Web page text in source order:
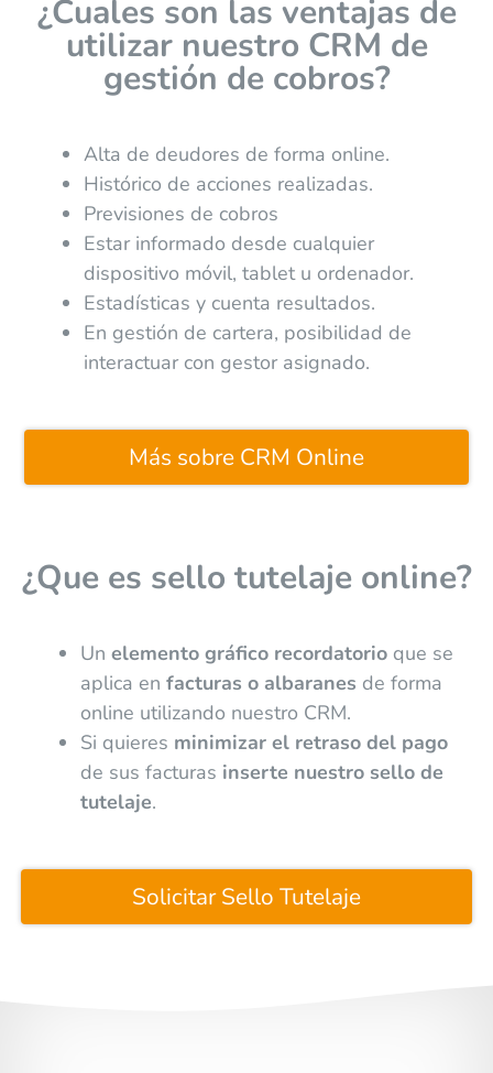
¿Cuales son las ventajas de
utilizar nuestro CRM de
gestión de cobros?
Alta de deudores de forma online.
Histórico de acciones realizadas.
Previsiones de cobros
Estar informado desde cualquier
dispositivo móvil, tablet u ordenador.
Estadísticas y cuenta resultados.
En gestión de cartera, posibilidad de
interactuar con gestor asignado.
Más sobre CRM Online
¿Que es sello tutelaje online?
Un elemento gráfico recordatorioque se
aplica en facturas o albaranes de forma
online utilizando nuestro CRM.
Si quieres minimizar el retraso del pago
de sus facturas inserte nuestro sello de
tutelaje.
Solicitar Sello Tutelaje